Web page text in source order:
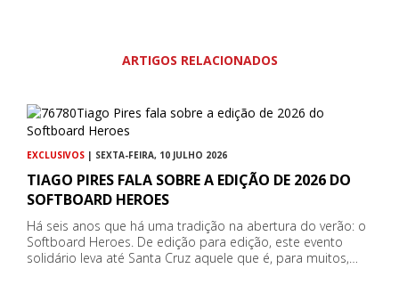
ARTIGOS RELACIONADOS
EXCLUSIVOS | SEXTA-FEIRA, 10 JULHO 2026
TIAGO PIRES FALA SOBRE A EDIÇÃO DE 2026 DO
SOFTBOARD HEROES
Há seis anos que há uma tradição na abertura do verão: o
Softboard Heroes. De edição para edição, este evento
solidário leva até Santa Cruz aquele que é, para muitos,…